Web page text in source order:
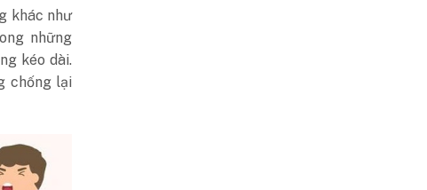
khác như
những
kéo dài.
chống lại